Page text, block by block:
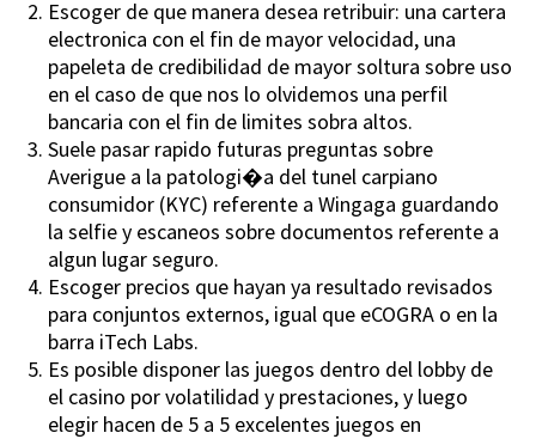
Escoger de que manera desea retribuir: una cartera
electronica con el fin de mayor velocidad, una
papeleta de credibilidad de mayor soltura sobre uso
en el caso de que nos lo olvidemos una perfil
bancaria con el fin de limites sobra altos.
Suele pasar rapido futuras preguntas sobre
Averigue a la patologi�a del tunel carpiano
consumidor (KYC) referente a Wingaga guardando
la selfie y escaneos sobre documentos referente a
algun lugar seguro.
Escoger precios que hayan ya resultado revisados
para conjuntos externos, igual que eCOGRA o en la
barra iTech Labs.
Es posible disponer las juegos dentro del lobby de
el casino por volatilidad y prestaciones, y luego
elegir hacen de 5 a 5 excelentes juegos en